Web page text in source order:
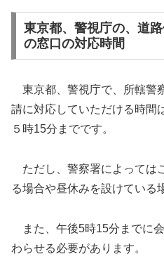
東京都、警視庁の、道
の窓口の対応時間
東京都、警視庁で、所轄警
請に対応していただける時間
５時15分までです。
ただし、警察署によっては
る場合や昼休みを設けている
また、午後5時15分までに
わらせる必要があります。